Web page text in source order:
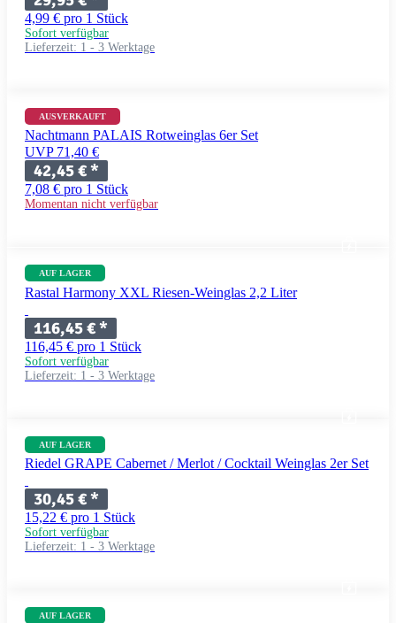
4,99 € pro 1 Stück
Sofort verfügbar
Lieferzeit: 1 - 3 Werktage
AUSVERKAUFT
Nachtmann PALAIS Rotweinglas 6er Set
UVP 71,40 €
42,45 €*
7,08 € pro 1 Stück
Momentan nicht verfügbar
AUF LAGER
Rastal Harmony XXL Riesen-Weinglas 2,2 Liter
116,45 €*
116,45 € pro 1 Stück
Sofort verfügbar
Lieferzeit: 1 - 3 Werktage
AUF LAGER
Riedel GRAPE Cabernet / Merlot / Cocktail Weinglas 2er Set
30,45 €*
15,22 € pro 1 Stück
Sofort verfügbar
Lieferzeit: 1 - 3 Werktage
AUF LAGER